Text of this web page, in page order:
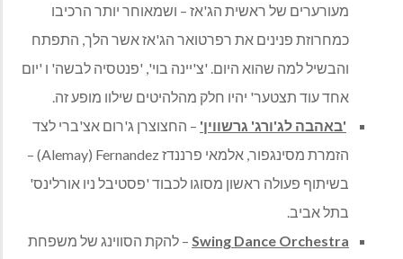
מעורערים של ראשית הג'אז – ושמאוחר יותר הרכיבו
כמחרוזת פנינים את רפרטואר הג'אז אשר הלך, התפתח
והבשיל למה שהוא היום. 'צ'יינה בוי', 'פנטסיה לבשה' ו 'יום
אחד עוד תצטער' יהיו חלק מהלהיטים שילוו מופע זה.
'באהבה לג'ורג' גרשווין' – החצוצרן ג'רום אצ'ברי לצד
הזמרת מסינגפור, אלמאי פרננדז Alemay) Fernandez) –
בשיתוף פעולה ראשון מסוגו לכבוד 'פסטיבל ניו אורלינס'
בתל אביב.
Swing Dance Orchestra – להקת הסווינג של משפחת